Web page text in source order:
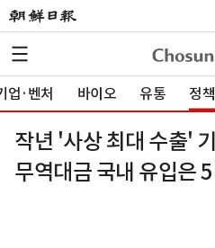
업·벤처 바이오 유통 정책
작년 '사상 최대 수출'
무역대금 국내 유입은